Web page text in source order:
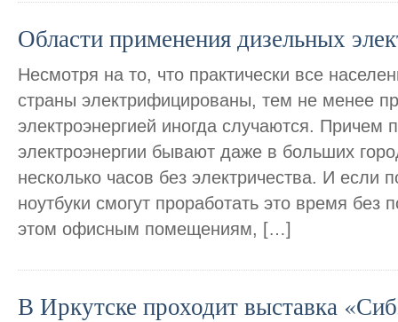
Области применения дизельных
Несмотря на то, что практически все
страны электрифицированы, тем не менее
электроэнергией иногда случаются. Причем
электроэнергии бывают даже в больших
несколько часов без электричества. И если
ноутбуки смогут проработать это время без
этом офисным помещениям, […]
В Иркутске проходит выставка